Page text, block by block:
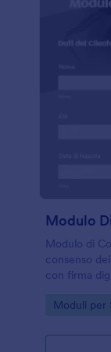
Modulo
Modulo di
consenso
con firma
Go to
Moduli per